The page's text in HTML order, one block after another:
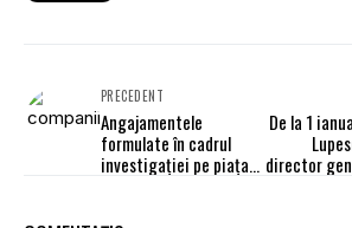
PRECEDENT
Angajamentele
formulate în cadrul
investigației pe piața
De la 1
director